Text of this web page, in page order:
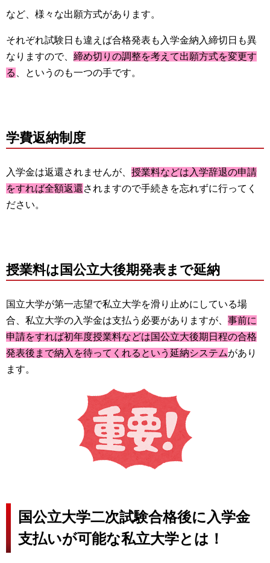
など、様々な出願方式があります。
それぞれ試験日も違えば合格発表も入学金納入締切日も異
なりますので、 締め切りの調整を考えて出願方式を変更す
る
、というのも一つの手です。
学費返納制度
入学金は返還されませんが、 授業料などは入学辞退の申請
をすれば全額返還されますので手続きを忘れずに行ってく
ださい。
授業料は国公立大後期発表まで延納
国立大学が第一志望で私立大学を滑り止めにしている場
合、私立大学の入学金は支払う必要がありますが、 事前に
申請をすれば初年度授業料などは国公立大後期日程の合格
発表後まで納入を待ってくれるという延納システムがあり
ます。
国公立大学二次試験合格後に入学金
支払いが可能な私立大学とは！